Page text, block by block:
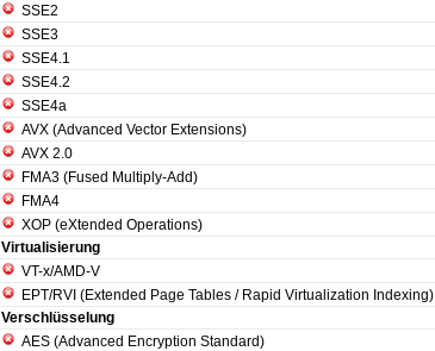
SSE2
SSE3
SSE4.1
SSE4.2
SSE4a
AVX (Advanced Vector Extensions)
AVX 2.0
FMA3 (Fused Multiply-Add)
FMA4
XOP (eXtended Operations)
Virtualisierung
VT-x/AMD-V
EPT/RVI (Extended Page Tables / Rapid Virtualization Indexing)
Verschlüsselung
AES (Advanced Encryption Standard)